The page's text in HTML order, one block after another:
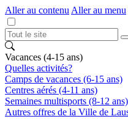
Aller au contenu Aller au menu
Vacances (4-15 ans)
Quelles activités?
Camps de vacances (6-15 ans)
Centres aérés (4-11 ans)
Semaines multisports (8-12 ans)
Autres offres de la Ville de